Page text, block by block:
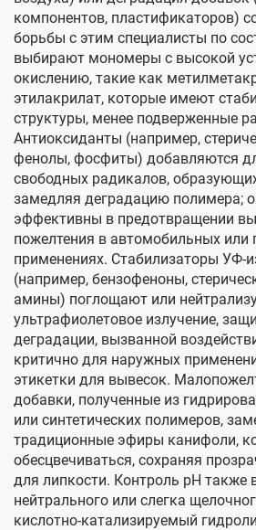
компонентов, пластификаторов)
борьбы с этим специалисты по
выбирают мономеры с высокой
окислению, такие как
этилакрилат, которые имеют
структуры, менее подверженные
Антиоксиданты (например,
фенолы, фосфиты) добавляются
свободных радикалов,
замедляя деградацию полимера;
эффективны в предотвращении
пожелтения в автомобильных
применениях. Стабилизаторы УФ-
(например, бензофеноны,
амины) поглощают или
ультрафиолетовое излучение,
деградации, вызванной
критично для наружных
этикетки для вывесок.
добавки, полученные из
или синтетических полимеров,
традиционные эфиры канифоли,
обесцвечиваться, сохраняя
для липкости. Контроль pH также
нейтрального или слегка
кислотно-катализируемый